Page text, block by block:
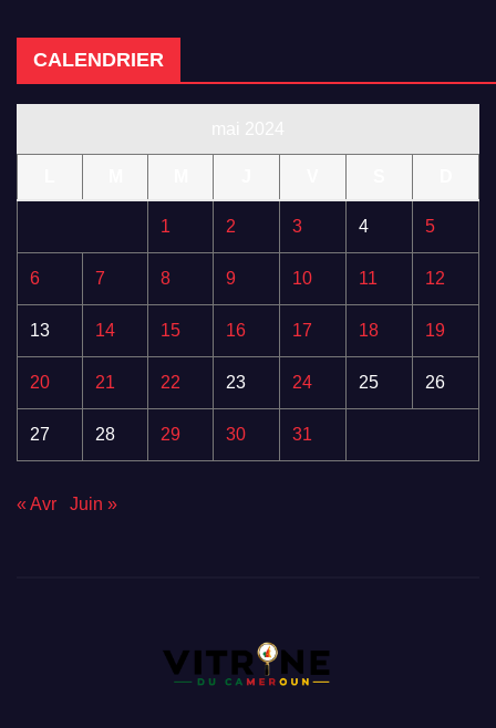
CALENDRIER
1 2 3 4 5
6 7 8 9 10 11 12
13 14 15 16 17 18 19
20 21 22 23 24 25 26
27 28 29 30 31
« Avr Juin »